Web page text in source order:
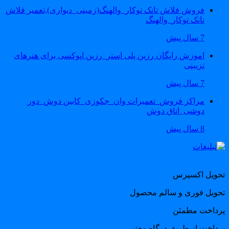
فروش فلاش تانک توکار_والهنگ(زمینی_دیواری),تعمیر فلاش
تانک توکار_والهنگ
اموزش رایگان رزین پلی استر_رزین اپوکسی برای هنرهای
تزیینی
مراکز فروش_تعمیرات وان_جکوزی_کابین دوش_دور
دوشی_اتاق دوش
اکسپرس
فوری و سالم محصول
مطمئن